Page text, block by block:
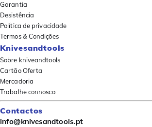
Garantia
Desistência
Política de privacidade
Termos & Condições
Knivesandtools
Sobre kniveandtools
Cartão Oferta
Mercadoria
Trabalhe connosco
Contactos
info@knivesandtools.pt